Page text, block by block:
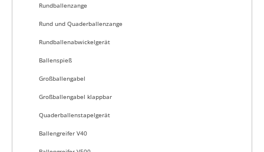
Rundballenzange
Rund und Quaderballenzange
Rundballenabwickelgerät
Ballenspieß
Großballengabel
Großballengabel klappbar
Quaderballenstapelgerät
Ballengreifer V40